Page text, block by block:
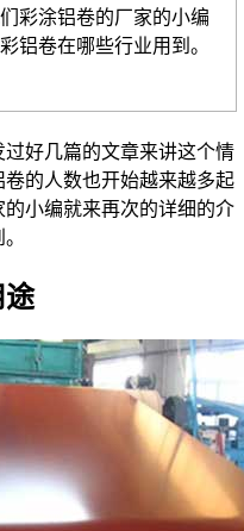
彩涂铝卷的厂家的小编
铝卷在哪些行业用到。
好几篇的文章来讲这个情
的人数也开始越来越多起
小编就来再次的详细的介
途